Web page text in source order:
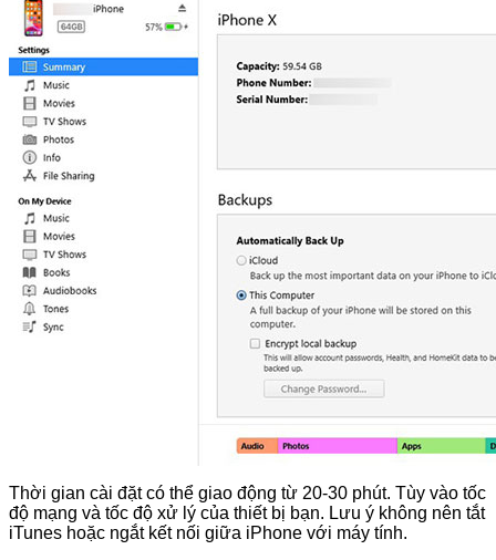
Thời gian cài đặt có thể giao động từ 20-30 phút. Tùy vào tốc
độ mạng và tốc độ xử lý của thiết bị bạn. Lưu ý không nên tắt
iTunes hoặc ngắt kết nối giữa iPhone với máy tính.